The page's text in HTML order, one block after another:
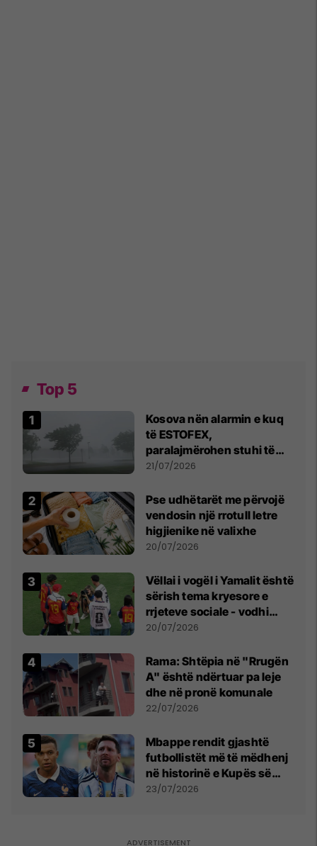
Top 5
Kosova nën alarmin e kuq
të ESTOFEX,
paralajmërohen stuhi të
fuqishme me breshër dhe
21/07/2026
Pse udhëtarët me përvojë
vendosin një rrotull letre
higjienike në valixhe
20/07/2026
Vëllai i vogël i Yamalit është
sërish tema kryesore e
rrjeteve sociale - vodhi
vëmendjen pas finales së
20/07/2026
Rama: Shtëpia në "Rrugën
A" është ndërtuar pa leje
dhe në pronë komunale
22/07/2026
Mbappe rendit gjashtë
futbollistët më të mëdhenj
në historinë e Kupës së
Botës, Messi mbetet i dyti
23/07/2026